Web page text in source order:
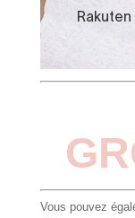
Vous pouvez